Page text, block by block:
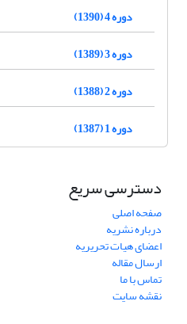
دوره 4 (1390)
دوره 3 (1389)
دوره 2 (1388)
دوره 1 (1387)
دسترسی سریع
صفحه اصلی
درباره نشریه
اعضای هیات تحریریه
ارسال مقاله
تماس با ما
نقشه سایت